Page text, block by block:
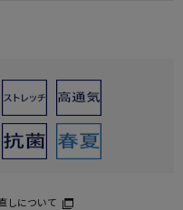
しについて